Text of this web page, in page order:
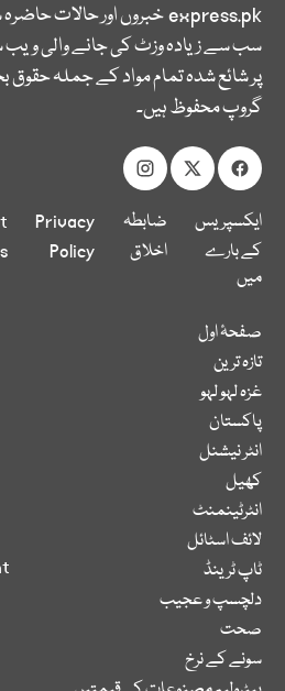
express.pkخبروں اور حالات
سب سے زیادہ وزٹ کی جانے والی
پر شائع شدہ تمام مواد کے جملہ حقوق
گروپ محفوظ ہیں۔
ایکسپریس
کے بارے
میں
ضابطہ
اخلاق
Privacy
Policy
صفحۂ اول
تازہ ترین
غزہ لہو لہو
پاکستان
انٹر نیشنل
کھیل
انٹرٹینمنٹ
لائف اسٹائل
ٹاپ ٹرینڈ
دلچسپ و عجیب
صحت
سونے کے نرخ